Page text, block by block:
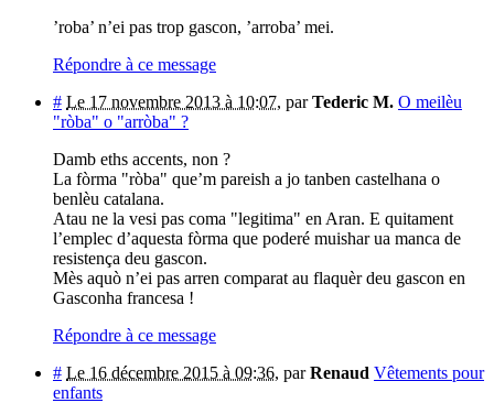
’roba’ n’ei pas trop gascon, ’arroba’ mei.
Répondre à ce message
# Le 17 novembre 2013 à 10:07, parTederic M. O meilèu
"ròba" o "arròba" ?
Damb eths accents, non ?
La fòrma "ròba" que’m pareish a jo tanben castelhana o
benlèu catalana.
Atau ne la vesi pas coma "legitima" en Aran. E quitament
l’emplec d’aquesta fòrma que poderé muishar ua manca de
resistença deu gascon.
Mès aquò n’ei pas arren comparat au flaquèr deu gascon en
Gasconha francesa !
Répondre à ce message
# Le 16 décembre 2015 à 09:36, parRenaud Vêtements pour
enfants